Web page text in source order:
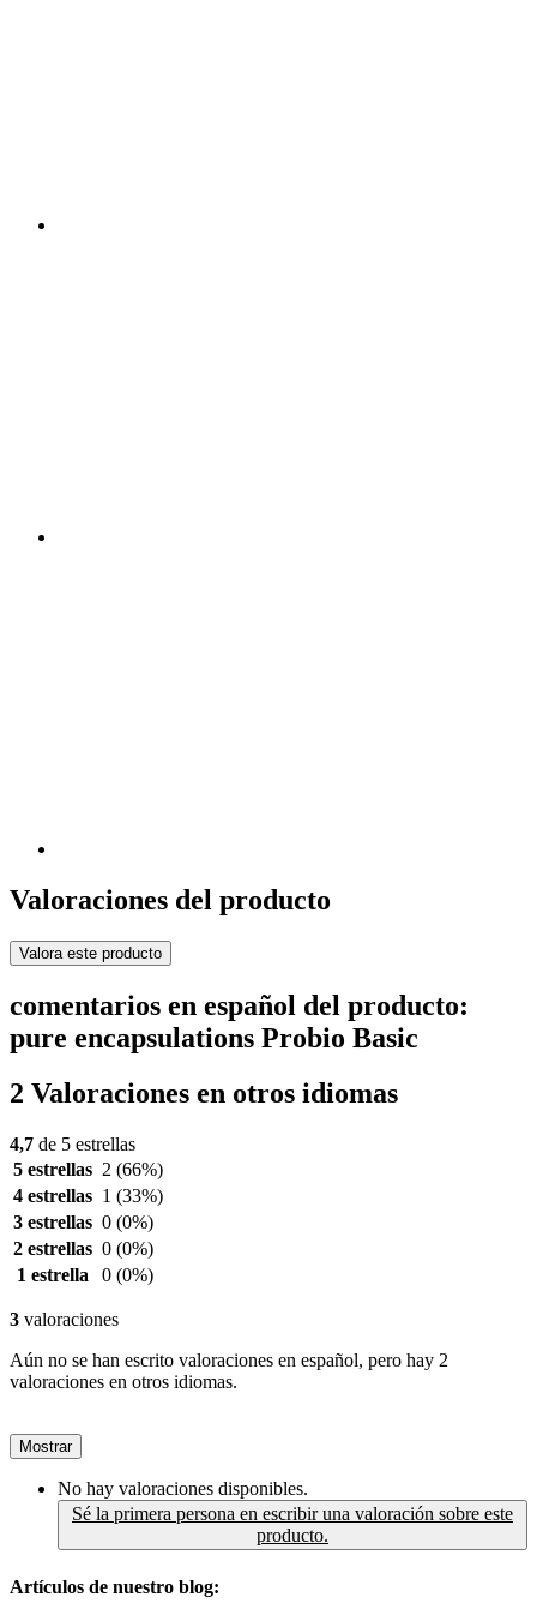
Valoraciones del producto
Valora este producto
comentarios en español del producto:
pure encapsulations Probio Basic
2 Valoraciones en otros idiomas
4,7 de 5 estrellas
5 estrellas 2 (66%)
4 estrellas 1 (33%)
3 estrellas 0 (0%)
2 estrellas 0 (0%)
1 estrella
0 (0%)
3 valoraciones
Aún no se han escrito valoraciones en español, pero hay 2
valoraciones en otros idiomas.
Mostrar
No hay valoraciones disponibles.
Sé la primera persona en escribir una valoración sobre este
producto.
Artículos de nuestro blog: